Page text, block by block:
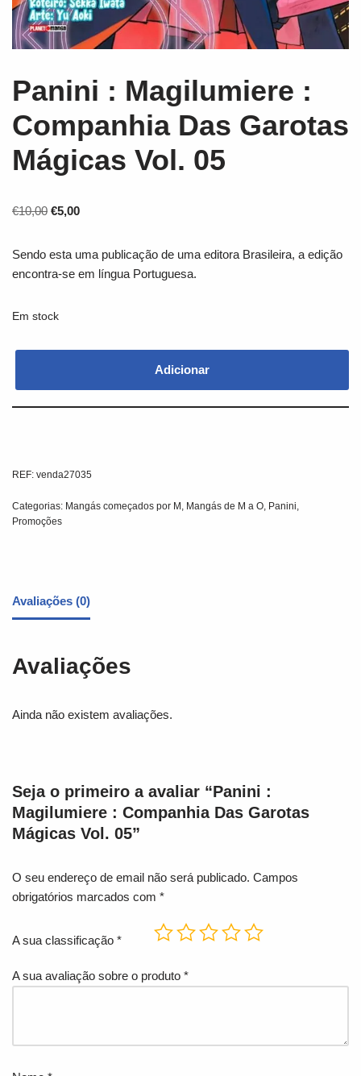
Panini : Magilumiere :
Companhia Das Garotas
Mágicas Vol. 05
€10,00 €5,00
Sendo esta uma publicação de uma editora Brasileira, a edição
encontra-se em língua Portuguesa.
Em stock
Adicionar
REF: venda27035
Categorias: Mangás começados por M Mangás de M a O Panini
Promoções
Avaliações (0)
Avaliações
Ainda não existem avaliações.
Seja o primeiro a avaliar “Panini :
Magilumiere : Companhia Das Garotas
Mágicas Vol. 05”
O seu endereço de email não será publicado. Campos
obrigatórios marcados com *
A sua classificação *
A sua avaliação sobre o produto *